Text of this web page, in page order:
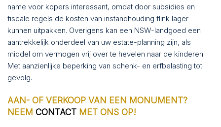
name voor kopers interessant, omdat door subsidies en
fiscale regels de kosten van instandhouding flink lager
kunnen uitpakken. Overigens kan een NSW-landgoed een
aantrekkelijk onderdeel van uw estate-planning zijn, als
middel om vermogen vrij over te hevelen naar de kinderen.
Met aanzienlijke beperking van schenk- en erfbelasting tot
gevolg.
AAN- OF VERKOOP VAN EEN MONUMENT?
NEEM CONTACT MET ONS OP!